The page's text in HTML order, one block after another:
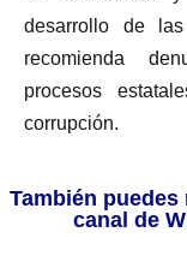
desarrollo de
recomienda
procesos
corrupción.
También
canal de